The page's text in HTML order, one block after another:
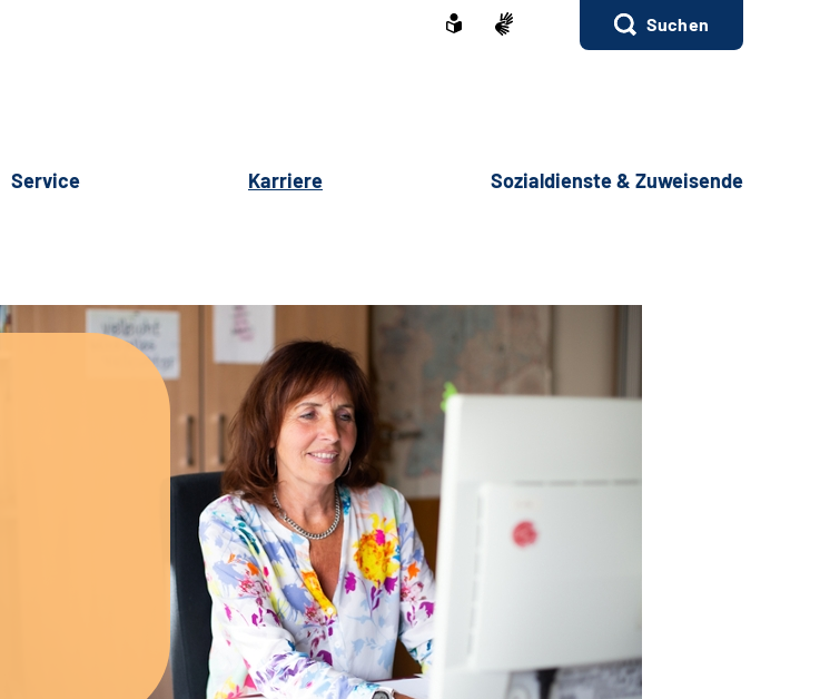
Suchen
Service Karriere Sozialdienste & Zuweisende